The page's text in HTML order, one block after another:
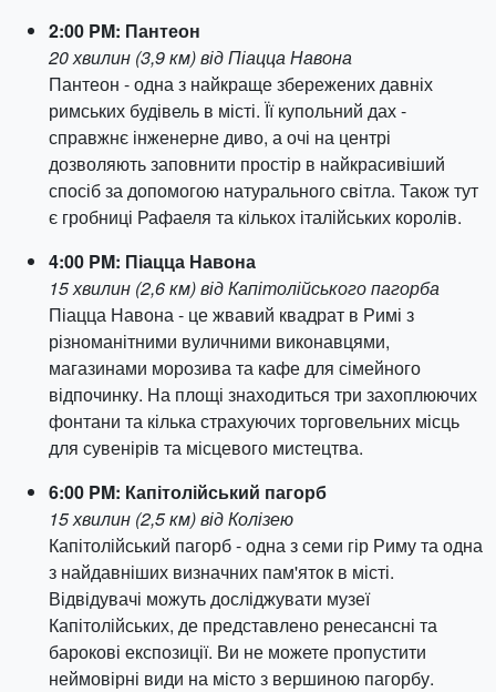
2:00 PM: Пантеон
20 хвилин (3,9 км) від Піацца Навона
Пантеон - одна з найкраще збережених давніх
римських будівель в місті. Її купольний дах -
справжнє інженерне диво, а очі на центрі
дозволяють заповнити простір в найкрасивіший
спосіб за допомогою натурального світла. Також тут
є гробниці Рафаеля та кількох італійських королів.
4:00 PM: Піацца Навона
15 хвилин (2,6 км) від Капітолійського пагорба
Піацца Навона - це жвавий квадрат в Римі з
різноманітними вуличними виконавцями,
магазинами морозива та кафе для сімейного
відпочинку. На площі знаходиться три захоплюючих
фонтани та кілька страхуючих торговельних місць
для сувенірів та місцевого мистецтва.
6:00 PM: Капітолійський пагорб
15 хвилин (2,5 км) від Колізею
Капітолійський пагорб - одна з семи гір Риму та одна
з найдавніших визначних пам'яток в місті.
Відвідувачі можуть досліджувати музеї
Капітолійських, де представлено ренесансні та
барокові експозиції. Ви не можете пропустити
неймовірні види на місто з вершиною пагорбу.